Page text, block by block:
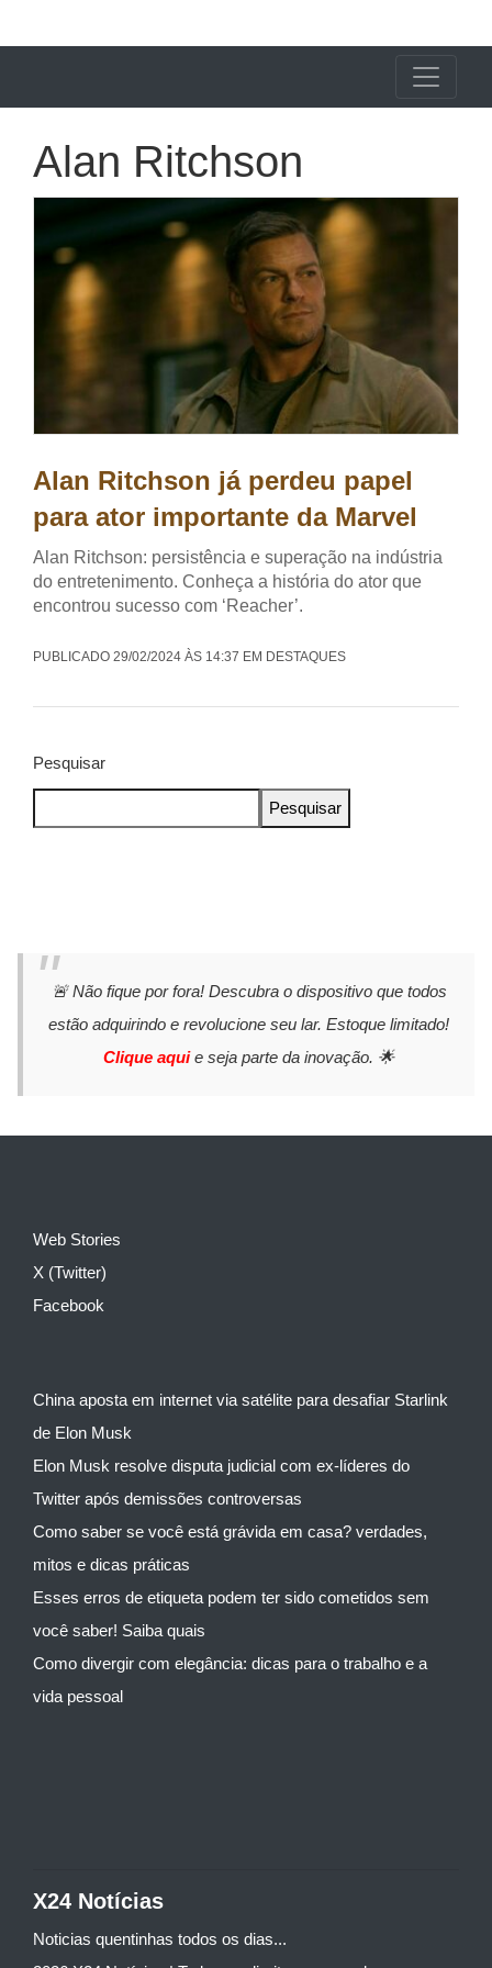
Alan Ritchson
Alan Ritchson já perdeu papel
para ator importante da Marvel
Alan Ritchson: persistência e superação na indústria
do entretenimento. Conheça a história do ator que
encontrou sucesso com ‘Reacher’.
PUBLICADO 29/02/2024 ÀS 14:37 EM DESTAQUES
Pesquisar
Pesquisar
🚨 Não fique por fora! Descubra o dispositivo que todos
estão adquirindo e revolucione seu lar. Estoque limitado!
Clique aquie seja parte da inovação. 🌟
Web Stories
X (Twitter)
Facebook
China aposta em internet via satélite para desafiar Starlink
de Elon Musk
Elon Musk resolve disputa judicial com ex-líderes do
Twitter após demissões controversas
Como saber se você está grávida em casa? verdades,
mitos e dicas práticas
Esses erros de etiqueta podem ter sido cometidos sem
você saber! Saiba quais
Como divergir com elegância: dicas para o trabalho e a
vida pessoal
X24 Notícias
Noticias quentinhas todos os dias...